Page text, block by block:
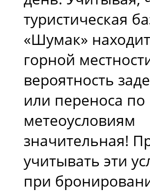
туристическая
«Шумак»
горной
вероятность
или переноса по
метеоусловиям
значительная!
учитывать эти
при